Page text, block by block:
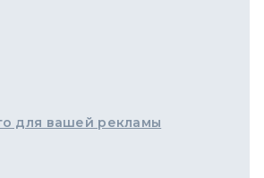
для вашей рекламы